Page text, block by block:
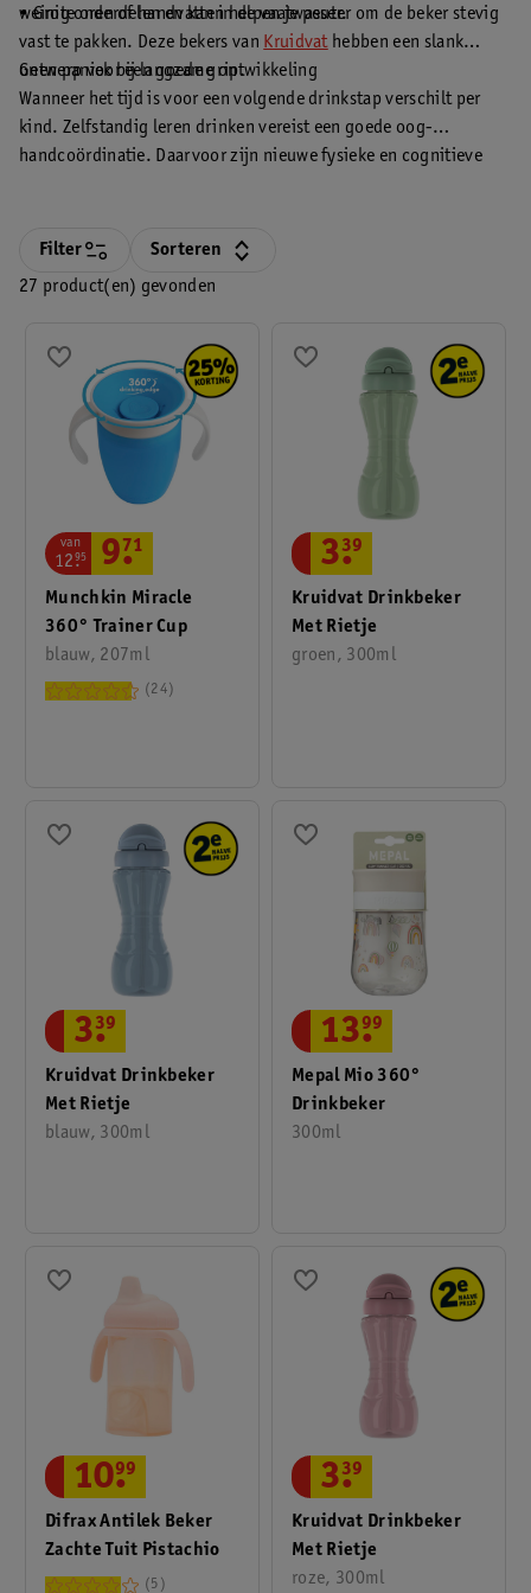
weinig onderdelen en kan in de vaatwasser.
• Grote oren of handvatten helpen je peuter om de beker stevig
vast te pakken. Deze bekers van Kruidvathebben een slank
ontwerp voor een goede grip.
Geen paniek bij langzame ontwikkeling
Wanneer het tijd is voor een volgende drinkstap verschilt per
kind. Zelfstandig leren drinken vereist een goede oog-
handcoördinatie. Daarvoor zijn nieuwe fysieke en cognitieve
dit artikel zijn algemene richtlijnen en puur ter indicatie. Mocht
op met het consultatiebureau of de huisarts.
27 product(en) gevonden
Filter Sorteren
Munchkin Miracle
360° Trainer Cup
blauw, 207ml
van
12.
95 9.
71
24
Kruidvat Drinkbeker
Met Rietje
groen, 300ml
3.
39
Kruidvat Drinkbeker
Met Rietje
blauw, 300ml
3.
39
Mepal Mio 360°
Drinkbeker
300ml
13.
99
Difrax Antilek Beker
Zachte Tuit Pistachio
10.
99
5
Kruidvat Drinkbeker
Met Rietje
roze, 300ml
3.
39